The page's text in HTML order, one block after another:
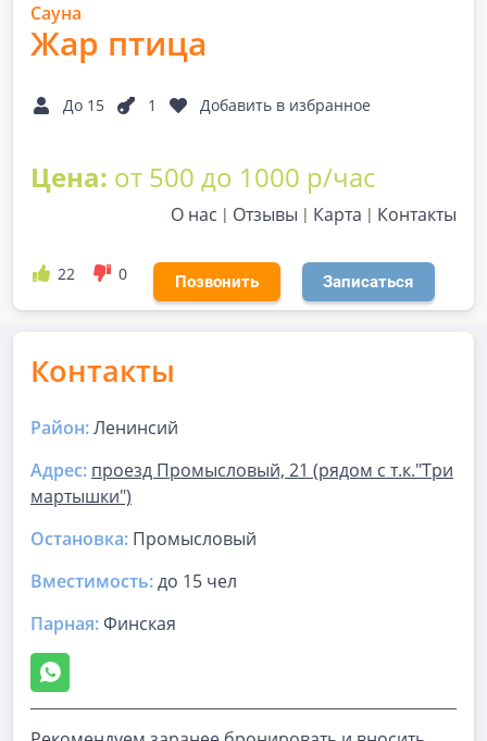
Сауна
Жар птица
До 15 1 Добавить в избранное
Цена: от 500 до 1000 р/час
О нас Отзывы Карта Контакты
22 0 Позвонить Записаться
Контакты
Район:Ленинсий
Адрес: проезд Промысловый, 21 (рядом с т.к."Три
мартышки")
Остановка: Промысловый
Вместимость:до 15 чел
Парная:Финская